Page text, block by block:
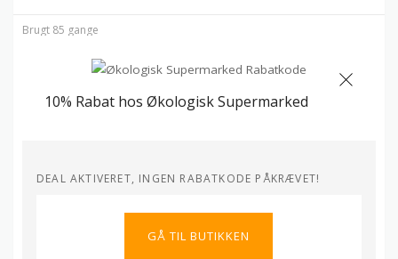
Brugt 85 gange
10% Rabat hos Økologisk Supermarked
DEAL AKTIVERET, INGEN RABATKODE PÅKRÆVET!
GÅ TIL BUTIKKEN